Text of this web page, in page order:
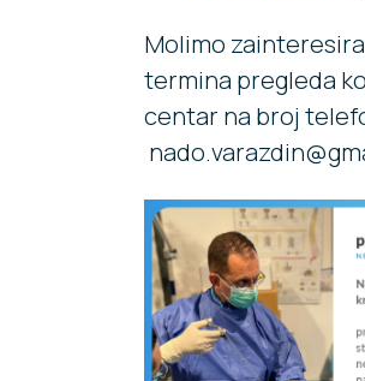
Molimo
termina pregleda
centar na broj